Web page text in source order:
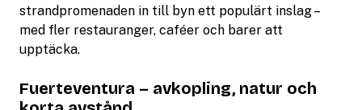
strandpromenaden in till byn ett populärt inslag –
med fler restauranger, caféer och barer att
upptäcka.
Fuerteventura – avkopling, natur och